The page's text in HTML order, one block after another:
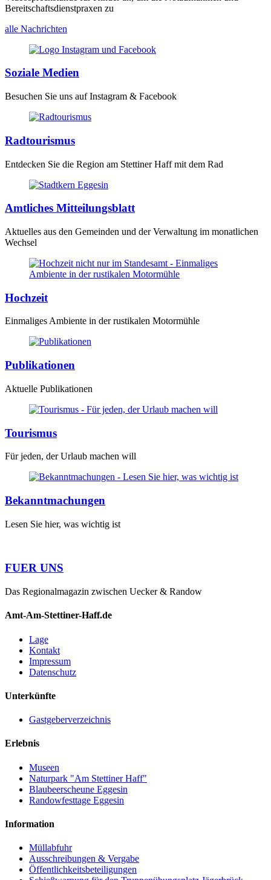
Bereitschaftsdienstpraxen zu
alle Nachrichten
Soziale Medien
Besuchen Sie uns auf Instagram & Facebook
Radtourismus
Entdecken Sie die Region am Stettiner Haff mit dem Rad
Amtliches Mitteilungsblatt
Aktuelles aus den Gemeinden und der Verwaltung im monatlichen
Wechsel
Hochzeit
Einmaliges Ambiente in der rustikalen Motormühle
Publikationen
Aktuelle Publikationen
Tourismus
Für jeden, der Urlaub machen will
Bekanntmachungen
Lesen Sie hier, was wichtig ist
FUER UNS
Das Regionalmagazin zwischen Uecker & Randow
Amt-Am-Stettiner-Haff.de
Lage
Kontakt
Impressum
Datenschutz
Unterkünfte
Gastgeberverzeichnis
Erlebnis
Museen
Naturpark "Am Stettiner Haff"
Blaubeerscheune Eggesin
Randowfesttage Eggesin
Information
Müllabfuhr
Ausschreibungen & Vergabe
Öffentlichkeitsbeteiligungen